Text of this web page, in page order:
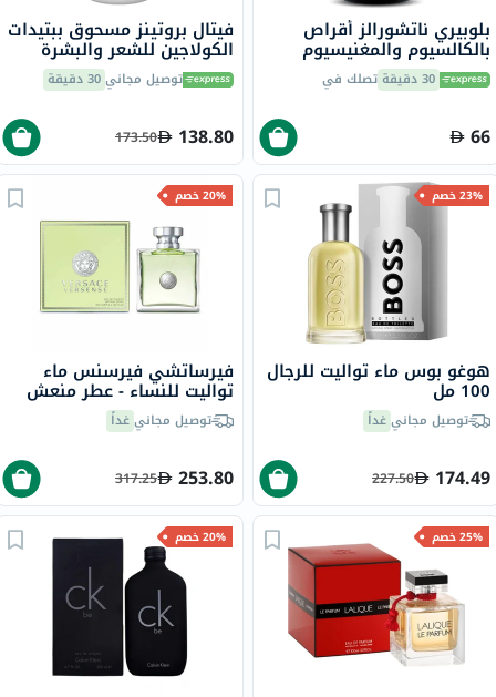
بلوبيري ناتشورالز أقراص
بالكالسيوم والمغنيسيوم
والزنك، 100 قطعة30 دقيقة تصلك في
66
فيتال بروتينز مسحوق ببتيدات
الكولاجين للشعر والبشرة
والأظافر 284 جرامتوصيل مجاني30 دقيقة
138.80
173.50
23% خصم
هوغو بوس ماء تواليت للرجال
100 مل
توصيل مجانيغداً
174.49
227.50
20% خصم
فيرساتشي فيرسنس ماء
تواليت للنساء - عطر منعش
وزهري 100 مل
توصيل مجانيغداً
253.80
317.25
25% خصم 20% خصم